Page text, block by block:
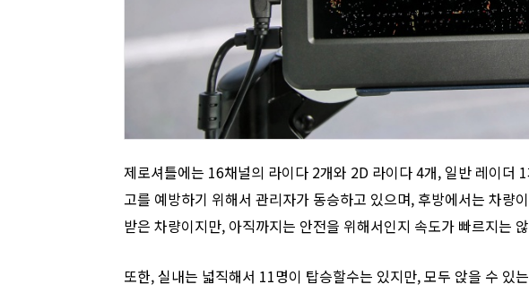
제로셔틀에는 16채널의 라이다 2개와 2D 라이다 4개, 일반 레이더
고를 예방하기 위해서 관리자가 동승하고 있으며, 후방에서는 차량
받은 차량이지만, 아직까지는 안전을 위해서인지 속도가 빠르지는
또한, 실내는 넓직해서 11명이 탑승할수는 있지만, 모두 앉을 수 있